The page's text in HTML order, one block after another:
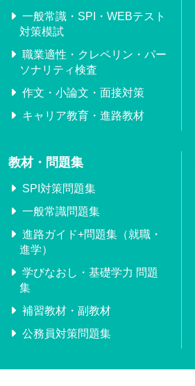
一般常識・SPI・WEBテスト
対策模試
職業適性・クレペリン・パー
ソナリティ検査
作文・小論文・面接対策
キャリア教育・進路教材
教材・問題集
SPI対策問題集
一般常識問題集
進路ガイド+問題集（就職・
進学）
学びなおし・基礎学力 問題
集
補習教材・副教材
公務員対策問題集